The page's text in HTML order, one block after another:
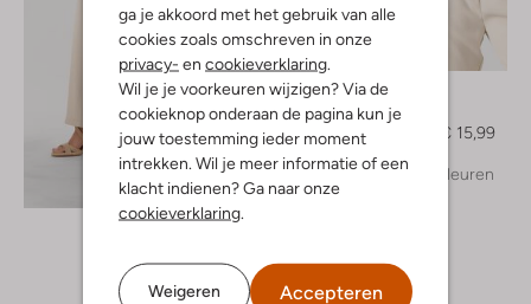
ga je akkoord met het gebruik van alle
cookies zoals omschreven in onze
privacy- en cookieverklaring
Wil je je voorkeuren wijzigen? Via de
cookieknop onderaan de pagina kun je
jouw toestemming ieder moment
intrekken. Wil je meer informatie of een
klacht indienen? Ga naar onze
cookieverklaring
Weigeren Accepteren
Ontdek de look
Ydence
Top
€ 15,99
+ meer kleuren